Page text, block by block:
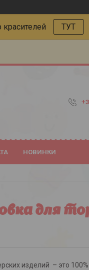
ТУТ
НОВИНКИ
для
изделий – это